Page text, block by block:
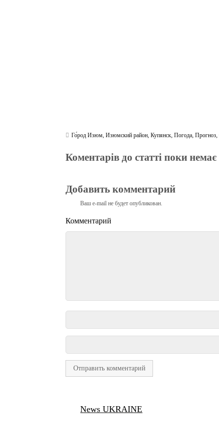
Го́род Изюм,Изюмский район,Купянск,Погода,Прогноз,
Коментарів до статті поки немає
Добавить комментарий
Ваш e-mail не будет опубликован.
Комментарий
News UKRAINE